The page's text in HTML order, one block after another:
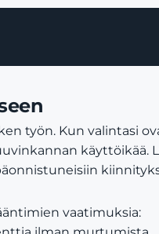
työn. Kun valintasi
käyttöikää.
vaatimuksia: